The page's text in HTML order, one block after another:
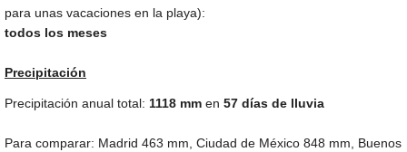
para unas vacaciones en la playa):
todos los meses
Precipitación
Precipitación anual total: 1118 mm en 57 días de lluvia
Para comparar: Madrid 463 mm , Ciudad de México 848 mm , Buenos